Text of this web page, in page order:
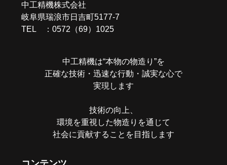
中工精機株式会社
岐阜県瑞浪市日吉町5177-7
TEL ：0572（69）1025
中工精機は“本物の物造り”を
正確な技術・迅速な行動・誠実な心で
実現します
技術の向上、
環境を重視した物造りを通じて
社会に貢献することを目指します